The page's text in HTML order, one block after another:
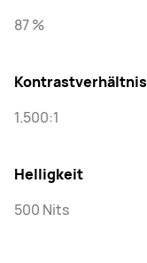
87 %
Kontrastverhältnis
1.500:1
Helligkeit
500 Nits